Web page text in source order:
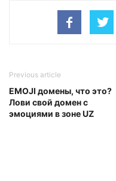
Previous article
EMOJI домены, что это?
Лови свой домен с
эмоциями в зоне UZ